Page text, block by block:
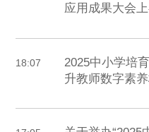
应用成果大会
18:07
2025中小学培
升教师数字素